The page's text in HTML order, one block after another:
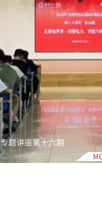
题讲座第十六期